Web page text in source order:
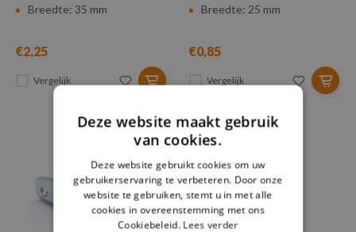
Breedte: 35 mm
€2,25
Vergelijk
Breedte: 25 mm
€0,85
Vergelijk
Deze website maakt gebruik
van cookies.
Deze website gebruikt cookies om uw
gebruikerservaring te verbeteren. Door onze
website te gebruiken, stemt u in met alle
cookies in overeenstemming met ons
Cookiebeleid. Lees verder